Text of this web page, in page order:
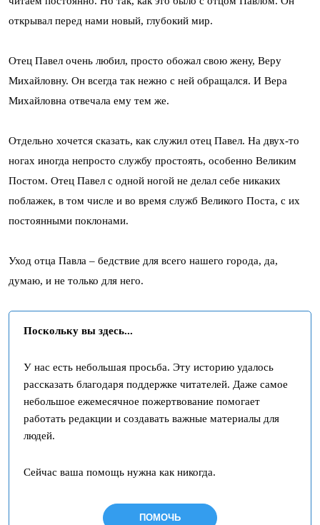
открывал перед нами новый, глубокий мир.
Отец Павел очень любил, просто обожал свою жену, Веру
Михайловну. Он всегда так нежно с ней обращался. И Вера
Михайловна отвечала ему тем же.
Отдельно хочется сказать, как служил отец Павел. На двух-то
ногах иногда непросто службу простоять, особенно Великим
Постом. Отец Павел с одной ногой не делал себе никаких
поблажек, в том числе и во время служб Великого Поста, с их
постоянными поклонами.
Уход отца Павла – бедствие для всего нашего города, да,
думаю, и не только для него.
Поскольку вы здесь...
У нас есть небольшая просьба. Эту историю удалось
рассказать благодаря поддержке читателей. Даже самое
небольшое ежемесячное пожертвование помогает
работать редакции и создавать важные материалы для
людей.
Сейчас ваша помощь нужна как никогда.
ПОМОЧЬ